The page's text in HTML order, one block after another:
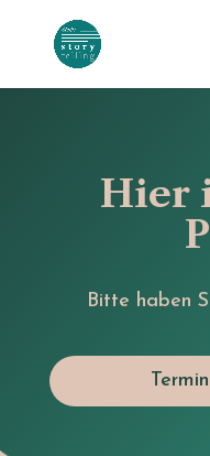
Hier
Bitte haben